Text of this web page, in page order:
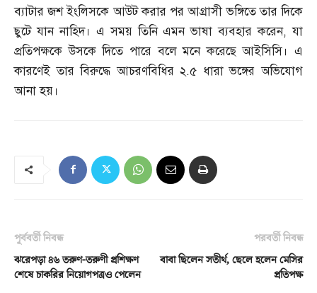
ব্যাটার জশ ইংলিসকে আউট করার পর আগ্রাসী ভঙ্গিতে তার দিকে
ছুটে যান নাহিদ। এ সময় তিনি এমন ভাষা ব্যবহার করেন,যা
প্রতিপক্ষকে উসকে দিতে পারে বলে মনে করেছে আইসিসি। এ
কারণেই তার বিরুদ্ধে আচরণবিধির ২.৫ ধারা ভঙ্গের অভিযোগ
আনা হয়।
পূর্ববর্তী নিবন্ধ
ঝরেপড়া ৪৬ তরুণ-তরুণী প্রশিক্ষণ
শেষে চাকরির নিয়োগপত্রও পেলেন
পরবর্তী নিবন্ধ
বাবা ছিলেন সতীর্থ, ছেলে হলেন মেসির
প্রতিপক্ষ